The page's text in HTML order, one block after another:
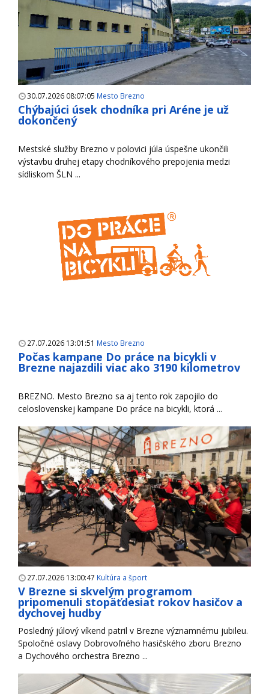
30.07.2026 08:07:05 Mesto Brezno
Chýbajúci úsek chodníka pri Aréne je už
dokončený
Mestské služby Brezno v polovici júla úspešne ukončili
výstavbu druhej etapy chodníkového prepojenia medzi
sídliskom ŠLN ...
27.07.2026 13:01:51 Mesto Brezno
Počas kampane Do práce na bicykli v
Brezne najazdili viac ako 3190 kilometrov
BREZNO. Mesto Brezno sa aj tento rok zapojilo do
celoslovenskej kampane Do práce na bicykli, ktorá ...
27.07.2026 13:00:47 Kultúra a šport
V Brezne si skvelým programom
pripomenuli stopäťdesiat rokov hasičov a
dychovej hudby
Posledný júlový víkend patril v Brezne významnému jubileu.
Spoločné oslavy Dobrovoľného hasičského zboru Brezno
a Dychového orchestra Brezno ...